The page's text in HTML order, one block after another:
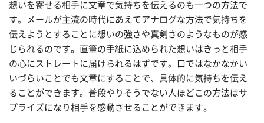
想いを寄せる相手に文章で気持ちを伝えるのも一つの方法で
す。メールが主流の時代にあえてアナログな方法で気持ちを
伝えようとすることに想いの強さや真剣さのようなものが感
じられるのです。直筆の手紙に込められた想いはきっと相手
の心にストレートに届けられるはずです。口ではなかなかい
いづらいことでも文章にすることで、具体的に気持ちを伝え
ることができます。普段やりそうでない人ほどこの方法はサ
プライズになり相手を感動させることができます。